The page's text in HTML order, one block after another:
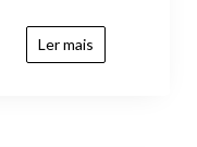
Ler mais